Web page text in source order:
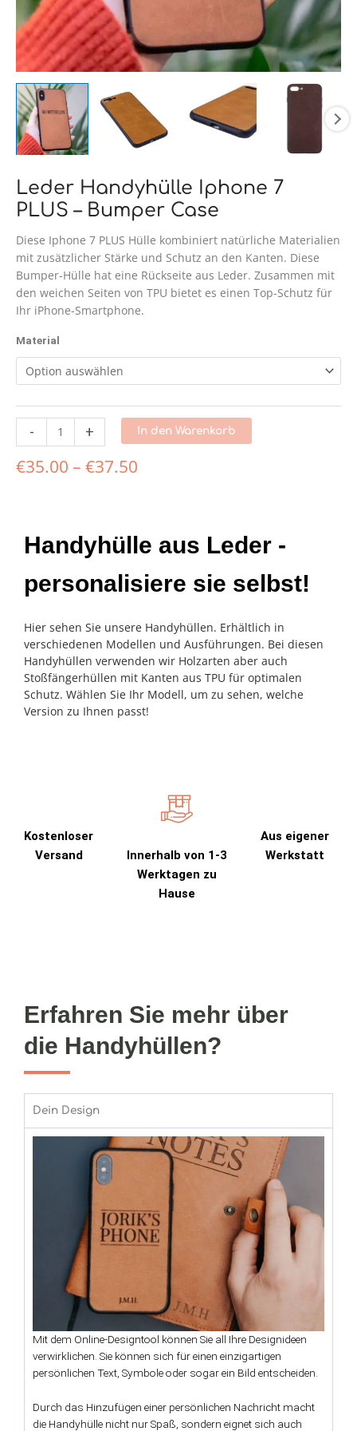
Leder Handyhülle Iphone 7
PLUS – Bumper Case
Diese Iphone 7 PLUS Hülle kombiniert natürliche Materialien
mit zusätzlicher Stärke und Schutz an den Kanten. Diese
Bumper-Hülle hat eine Rückseite aus Leder. Zusammen mit
den weichen Seiten von TPU bietet es einen Top-Schutz für
Ihr iPhone-Smartphone.
Material
- + In den Warenkorb
€35.00 – €37.50
Handyhülle aus Leder -
personalisiere sie selbst!
Hier sehen Sie unsere Handyhüllen. Erhältlich in
verschiedenen Modellen und Ausführungen. Bei diesen
Handyhüllen verwenden wir Holzarten aber auch
Stoßfängerhüllen mit Kanten aus TPU für optimalen
Schutz. Wählen Sie Ihr Modell, um zu sehen, welche
Version zu Ihnen passt!
Kostenloser
Versand
Innerhalb von 1-3
Werktagen zu
Hause
Aus eigener
Werkstatt
Erfahren Sie mehr über
die Handyhüllen?
Dein Design
Mit dem Online-Designtool können Sie all Ihre Designideen
verwirklichen. Sie können sich für einen einzigartigen
persönlichen Text, Symbole oder sogar ein Bild entscheiden.
Durch das Hinzufügen einer persönlichen Nachricht macht
die Handyhülle nicht nur Spaß, sondern eignet sich auch